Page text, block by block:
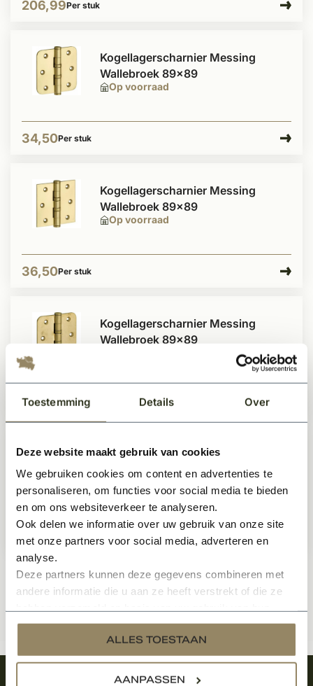
Toestemming Details Over
Deze website maakt gebruik van cookies
We gebruiken cookies om content en advertenties te
personaliseren, om functies voor social media te bieden
en om ons websiteverkeer te analyseren.
Ook delen we informatie over uw gebruik van onze site
met onze partners voor social media, adverteren en
analyse.
Deze partners kunnen deze gegevens combineren met
andere informatie die u aan ze heeft verstrekt of die ze
services.
ALLES TOESTAAN
AANPASSEN
206,99Per stuk
Op voorraad
Kogellagerscharnier Messing
Wallebroek 89x89
34,50Per stuk
Op voorraad
Kogellagerscharnier Messing
Wallebroek 89x89
36,50Per stuk
Kogellagerscharnier Messing
Wallebroek 89x89
36,50Per stuk
Op voorraad
SKG3 Kogellagerscharnier Messing
Wallebroek 89x89
52,50Per stuk